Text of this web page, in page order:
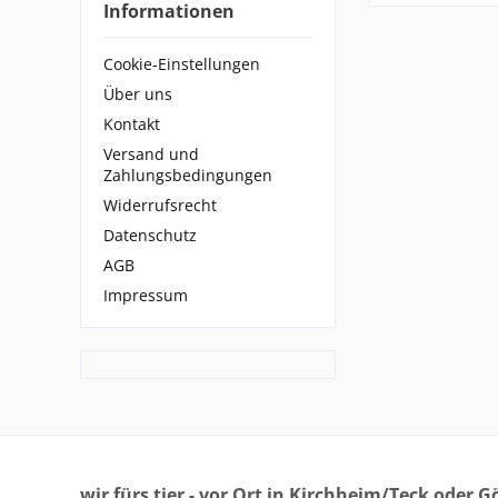
Informationen
Cookie-Einstellungen
Über uns
Kontakt
Versand und
Zahlungsbedingungen
Widerrufsrecht
Datenschutz
AGB
Impressum